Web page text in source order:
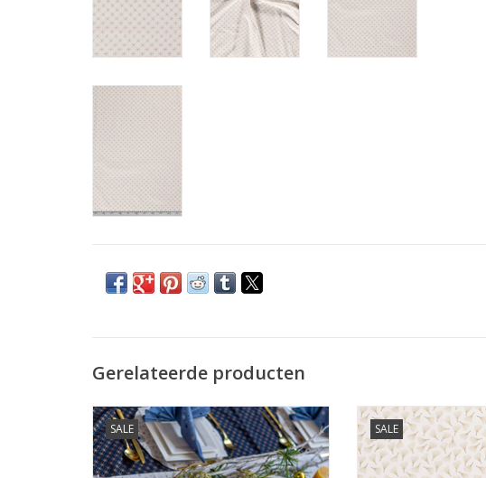
Gerelateerde producten
SALE
Prijs per 10 cm.
Katoenen stof met kerstprint met
roségoudopdruk.
SALE
Prijs per
Katoenen stof